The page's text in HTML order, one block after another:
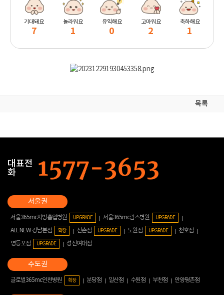
기대돼요
7
놀라워요
1
유익해요
0
고마워요
2
축하해요
1
목록
대표전
화
서울365mc지방흡입병원 UPGRADE 서울365mc람스병원 UPGRADE
ALL NEW 강남본점 확장 신촌점 UPGRADE 노원점 UPGRADE
천호점
영등포점
UPGRADE 성신여대점
글로벌365mc인천병원 확장 분당점 일산점 수원점 부천점 안양평촌점